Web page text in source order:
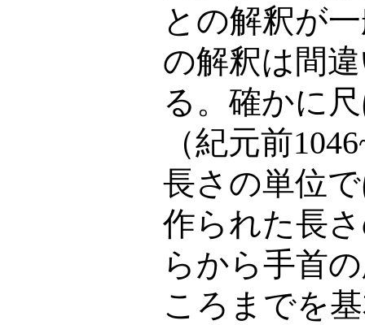
との解釈が
の解釈は間
る。確かに
（紀元前
長さの単位
作られた長
らから手首
ころまでを